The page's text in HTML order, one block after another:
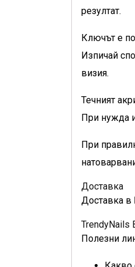
резултат.
Ключът е
Изпичай
визия.
Течният
При нужда
При
Доставка
Доставка в
TrendyNails
Полезни